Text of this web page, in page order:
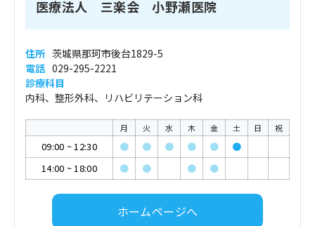
医療法人 三楽会 小野瀬医院
住所 茨城県那珂市後台1829-5
電話 029-295-2221
診療科目
内科、整形外科、リハビリテーション科
月 火 水 木 金 土 日 祝
09:00 ~12:30 ● ● ● ● ●
●
14:00 ~18:00 ● ● ● ●
ホームページへ